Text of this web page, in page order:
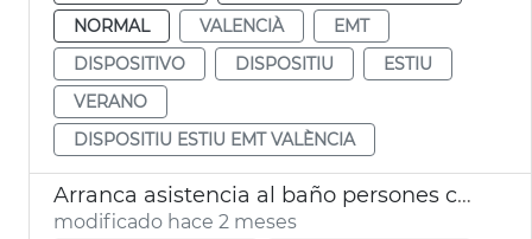
NORMAL
VALENCIÀ
EMT
DISPOSITIVO
DISPOSITIU
ESTIU
VERANO
DISPOSITIU ESTIU EMT VALÈNCIA
Arranca asistencia al baño persones con discapacitado playas València
modificado hace 2 meses